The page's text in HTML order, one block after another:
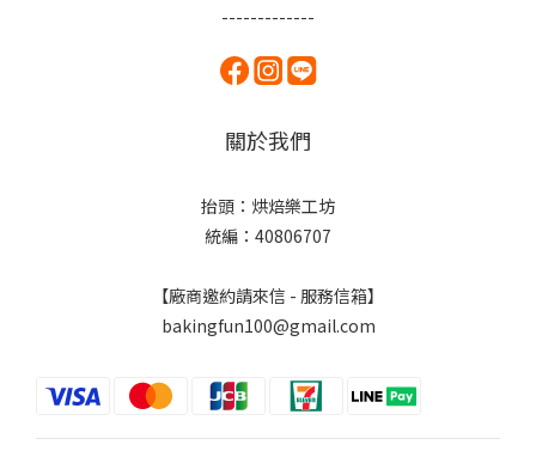
-------------
關於我們
抬頭：烘焙樂工坊
統編：40806707
【廠商邀約請來信 - 服務信箱】
bakingfun100@gmail.com